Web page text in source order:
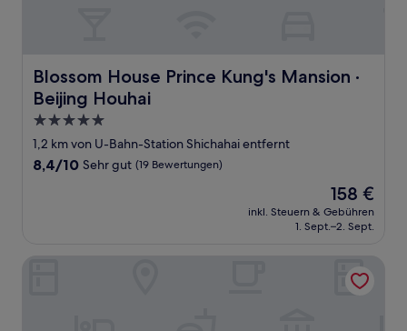
Blossom House Prince Kung's Mansion ·
Beijing Houhai
Blossom House Prince Kung's Mansion · Beijing Houhai
5.0-
Sterne-
Unterkunft
1,2 km von U-Bahn-Station Shichahai entfernt
8.4
Bewertungen)
8,4/10 Sehr gut (19 Bewertungen)
Der
Preis
beträgt
158 €
inkl. Steuern & Gebühren
1. Sept.–2. Sept.
East Sacred Hotel ( the Forbidden City San Li Tun）